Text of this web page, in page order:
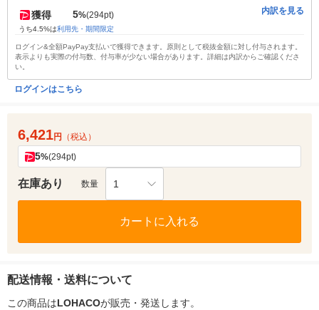
獲得 5%(294pt)
うち4.5%は利用先・期間限定
内訳を見る
ログイン&全額PayPay支払いで獲得できます。原則として税抜金額に対し付与されます。
表示よりも実際の付与数、付与率が少ない場合があります。詳細は内訳からご確認くださ
い。
ログインはこちら
6,421円 （税込）
5%(294pt)
在庫あり 数量 1
カートに入れる
配送情報・送料について
この商品はLOHACOが販売・発送します。